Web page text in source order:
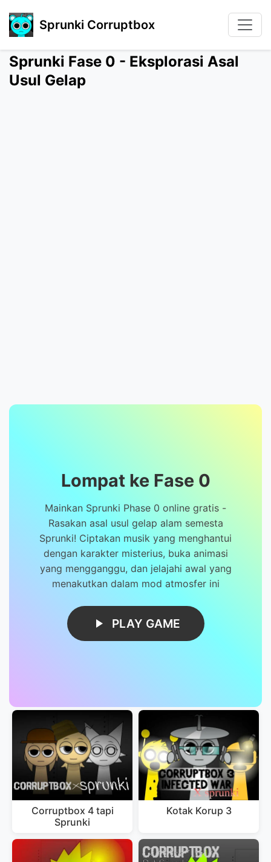
Sprunki Corruptbox
Sprunki Fase 0 - Eksplorasi Asal
Usul Gelap
Lompat ke Fase 0
Mainkan Sprunki Phase 0 online gratis -
Rasakan asal usul gelap alam semesta
Sprunki! Ciptakan musik yang menghantui
dengan karakter misterius, buka animasi
yang mengganggu, dan jelajahi awal yang
menakutkan dalam mod atmosfer ini
PLAY GAME
Corruptbox 4 tapi
Sprunki
Kotak Korup 3